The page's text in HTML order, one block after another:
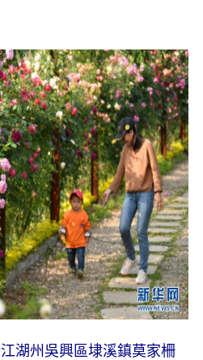
湖州吳興區埭溪鎮莫家柵